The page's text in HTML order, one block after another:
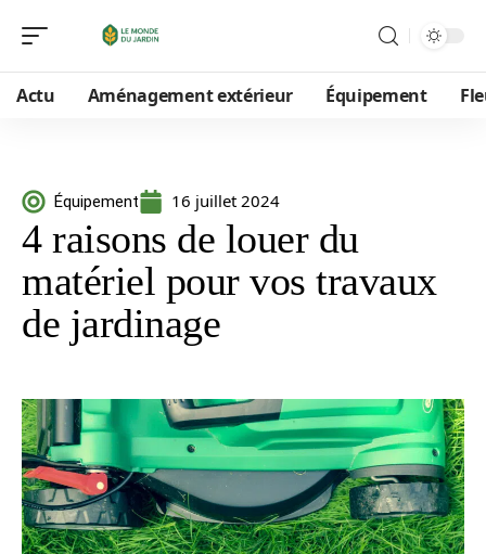
Actu Aménagement extérieur Équipement
Équipement 16 juillet 2024
4 raisons de louer du
matériel pour vos travaux
de jardinage